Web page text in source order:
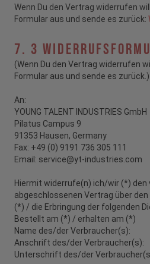
Wenn Du den Vertrag widerrufen
Formular aus und sende es zurück:
7. 3
(Wenn Du den Vertrag widerrufen
Formular aus und sende es zurück.)
An:
YOUNG TALENT INDUSTRIES GmbH
Pilatus Campus 9
91353 Hausen, Germany
Fax: +49 (0) 9191 736 305 111
Email: service@yt-industries.com
Hiermit widerrufe(n) ich/wir (*) den
abgeschlossenen Vertrag über
(*) / die Erbringung der folgenden
Bestellt am (*) / erhalten am (*)
Name des/der Verbraucher(s):
Anschrift des/der Verbraucher(s):
Unterschrift des/der